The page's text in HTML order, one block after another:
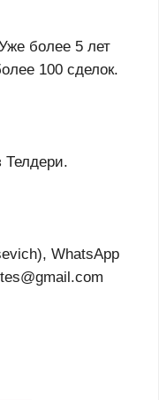
более 5 лет
100 сделок.
Телдери.
WhatsApp